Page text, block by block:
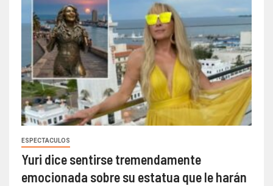
ESPECTACULOS
Yuri dice sentirse tremendamente
emocionada sobre su estatua que le harán